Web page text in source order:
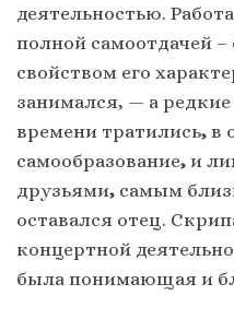
деятельностью.
полной самоотдачей
свойством его
занимался, — а редкие
времени тратились, в
самообразование, и
друзьями, самым
оставался отец.
концертной
была понимающая и